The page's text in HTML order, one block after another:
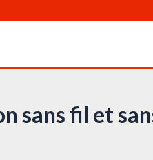
sans fil et